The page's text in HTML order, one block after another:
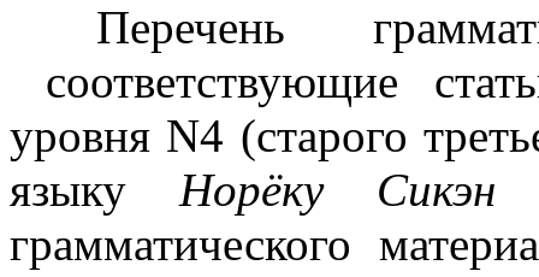
Перечень
соответствующие
уровня N4 (старого
языку Норёку Сикэн
грамматического